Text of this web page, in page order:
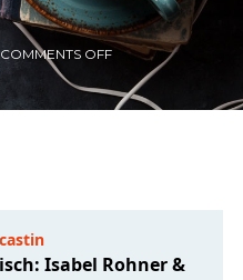
COMMENTS OFF